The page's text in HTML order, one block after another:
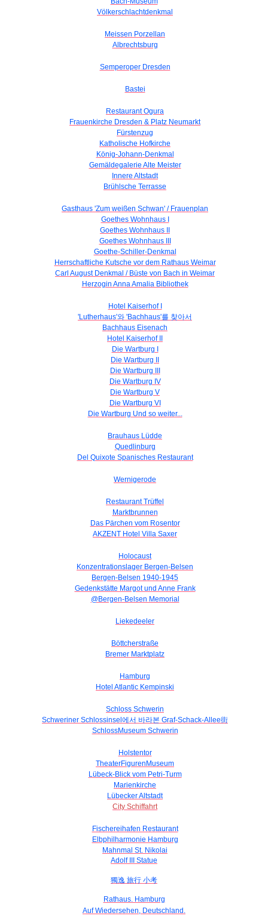
Völkerschlachtdenkmal
Meissen Porzellan
Albrechtsburg
Semperoper Dresden
Bastei
Restaurant Ogura
Frauenkirche Dresden & Platz Neumarkt
Fürstenzug
Katholische Hofkirche
König-Johann-Denkmal
Gemäldegalerie Alte Meister
Innere Altstadt
Brühlsche Terrasse
Gasthaus 'Zum weißen Schwan' / Frauenplan
Goethes Wohnhaus I
Goethes Wohnhaus II
Goethes Wohnhaus III
Goethe-Schiller-Denkmal
Herrschaftliche Kutsche vor dem Rathaus Weimar
Carl August Denkmal / Büste von Bach in Weimar
Herzogin Anna Amalia Bibliothek
Hotel Kaiserhof I
'Lutherhaus'와 'Bachhaus'를 찾아서
Bachhaus Eisenach
Hotel Kaiserhof II
Die Wartburg I
Die Wartburg II
Die Wartburg III
Die Wartburg IV
Die Wartburg V
Die Wartburg VI
Die Wartburg Und so weiter...
Brauhaus Lüdde
Quedlinburg
Del Quixote Spanisches Restaurant
Wernigerode
Restaurant Trüffel
Marktbrunnen
Das Pärchen vom Rosentor
AKZENT Hotel Villa Saxer
Holocaust
Konzentrationslager Bergen-Belsen
Bergen-Belsen 1940-1945
Gedenkstätte Margot und Anne Frank
@Bergen-Belsen Memorial
Liekedeeler
Böttcherstraße
Bremer Marktplatz
Hamburg
Hotel Atlantic Kempinski
Schloss Schwerin
Schweriner Schlossinsel에서 바라본 Graf-Schack-Allee街
SchlossMuseum Schwerin
Holstentor
TheaterFigurenMuseum
Lübeck-Blick vom Petri-Turm
Marienkirche
Lübecker Altstadt
City Schiffahrt
Fischereihafen Restaurant
Elbphilharmonie Hamburg
Mahnmal St. Nikolai
Adolf III Statue
獨逸 旅行 小考
Rathaus. Hamburg
Auf Wiedersehen, Deutschland.